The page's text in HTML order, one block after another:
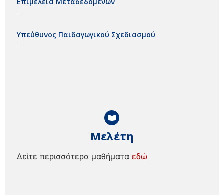
Μελέτη
Δείτε περισσότερα μαθήματα εδώ
–
Υπεύθυνος Παιδαγωγικού Σχεδιασμού
–